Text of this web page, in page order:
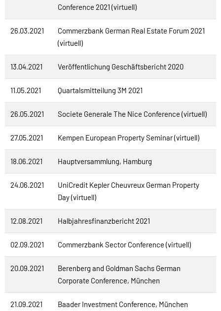
Conference 2021 (virtuell)
26.03.2021
Commerzbank German Real Estate Forum 2021
(virtuell)
13.04.2021 Veröffentlichung Geschäftsbericht 2020
11.05.2021 Quartalsmitteilung 3M 2021
26.05.2021 Societe Generale The Nice Conference (virtuell)
27.05.2021 Kempen European Property Seminar (virtuell)
18.06.2021 Hauptversammlung, Hamburg
24.06.2021
UniCredit Kepler Cheuvreux German Property
Day (virtuell)
12.08.2021 Halbjahresfinanzbericht 2021
02.09.2021 Commerzbank Sector Conference (virtuell)
20.09.2021
Berenberg and Goldman Sachs German
Corporate Conference, München
21.09.2021 Baader Investment Conference, München